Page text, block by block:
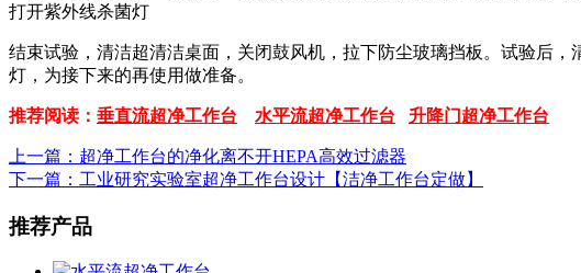
打开紫外线杀菌灯
结束试验，清洁超清洁桌面，关闭鼓风机，拉下防尘玻璃挡板。试验后
灯，为接下来的再使用做准备。
推荐阅读： 垂直流超净工作台 水平流超净工作台 升降门超净工作台
上一篇：超净工作台的净化离不开HEPA高效过滤器
下一篇：工业研究实验室超净工作台设计【洁净工作台定做】
推荐产品